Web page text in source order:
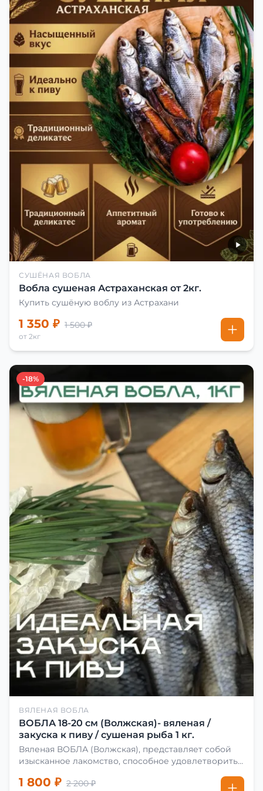
СУШЁНАЯ ВОБЛА
Вобла сушеная Астраханская от 2кг.
Купить сушёную воблу из Астрахани
1 350 ₽ 1 500 ₽
от 2кг
-18%
ВЯЛЕНАЯ ВОБЛА
ВОБЛА 18-20 см (Волжская)- вяленая /
закуска к пиву / сушеная рыба 1 кг.
Вяленая ВОБЛА (Волжская), представляет собой
изысканное лакомство, способное удовлетворить
сделать вяленую воблу, её сначала хорошо солят.
1 800 ₽ 2 200 ₽